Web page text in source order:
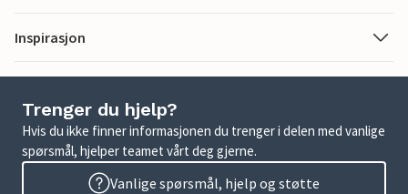
Inspirasjon
Trenger du hjelp?
Hvis du ikke finner informasjonen du trenger i delen med vanlige
spørsmål, hjelper teamet vårt deg gjerne.
Vanlige spørsmål, hjelp og støtte